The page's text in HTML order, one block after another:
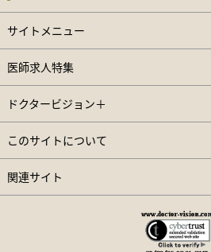
サイトメニュー
医師求人特集
ドクタービジョン＋
このサイトについて
関連サイト